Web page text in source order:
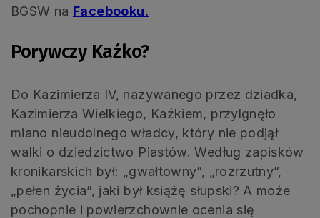
BGSW na Facebooku.
Porywczy Kaźko?
Do Kazimierza IV, nazywanego przez dziadka,
Kazimierza Wielkiego, Kaźkiem, przylgnęło
miano nieudolnego władcy, który nie podjął
walki o dziedzictwo Piastów. Według zapisków
kronikarskich był: „gwałtowny”, „rozrzutny”,
„pełen życia”, jaki był książę słupski? A może
pochopnie i powierzchownie ocenia się